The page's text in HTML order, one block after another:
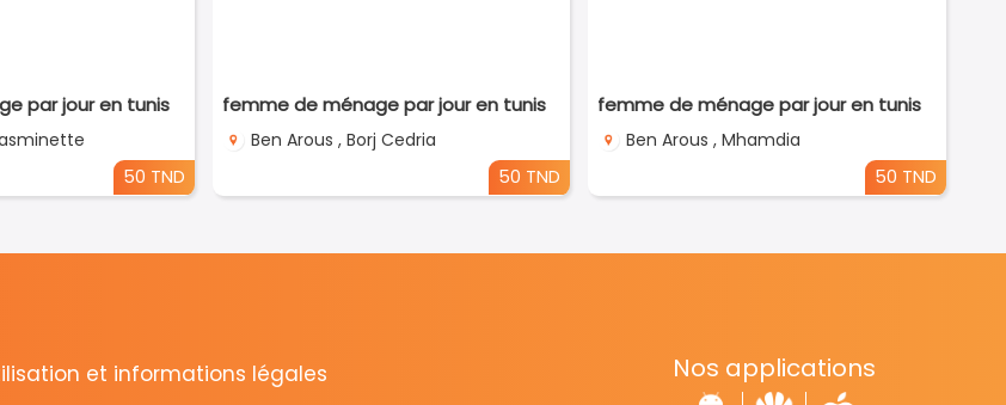
par jour en tunis
50 TND
femme de ménage par jour en tunis
Ben Arous , Borj Cedria
50 TND
femme de ménage par jour en tunis
Ben Arous , Mhamdia
50 TND
et informations légales
Nos applications